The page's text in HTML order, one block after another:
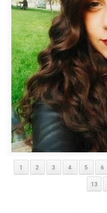
1 2 3 4 5 6
13